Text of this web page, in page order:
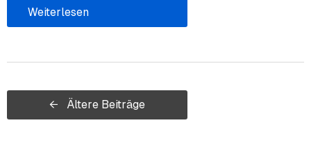
Weiterlesen
← Ältere Beiträge